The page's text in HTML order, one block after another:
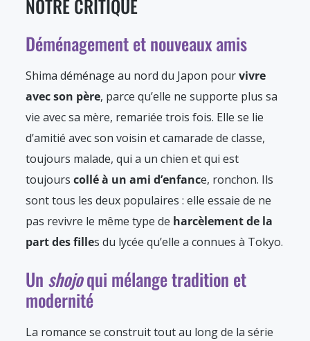
NOTRE CRITIQUE
Déménagement et nouveaux amis
Shima déménage au nord du Japon pourvivre
avec son père, parce qu’elle ne supporte plus sa
vie avec sa mère, remariée trois fois. Elle se lie
d’amitié avec son voisin et camarade de classe,
toujours malade, qui a un chien et qui est
toujours collé à un ami d’enfance, ronchon. Ils
sont tous les deux populaires : elle essaie de ne
pas revivre le même type de harcèlement de la
part des filles du lycée qu’elle a connues à Tokyo.
Un shojoqui mélange tradition et
modernité
La romance se construit tout au long de la série